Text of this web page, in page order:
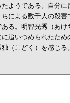
ようである。自分
による数千人の殺
ある。明智光秀（あ
追いつめられたた
（こどく）を感じ